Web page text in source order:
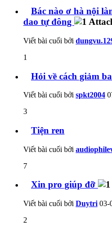
Bác nào ơ hà nội
dao tự đông
Viết bài cuối bởi
1
Hỏi về cách giảm
Viết bài cuối bởi spkt2004
3
Tiện ren
Viết bài cuối bởi
7
Xin pro giúp đỡ
Viết bài cuối bởi Duytri 03-
2